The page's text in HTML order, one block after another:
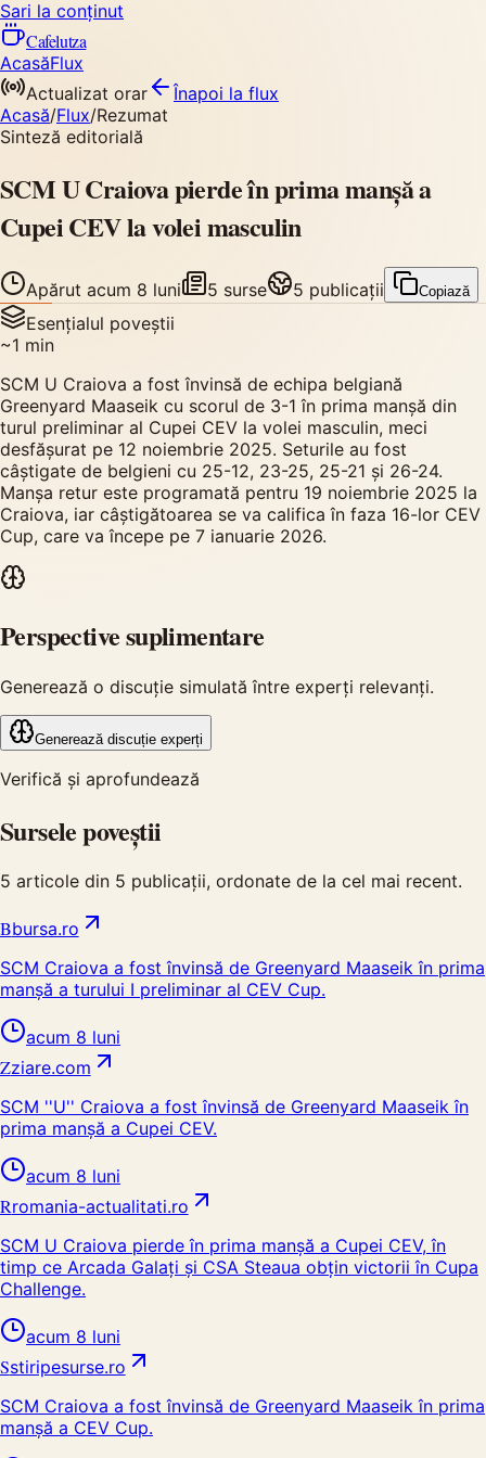
Sari la conținut
Cafelutza
AcasăFlux
Actualizat orar
Înapoi la flux
Acasă/Flux/Rezumat
Sinteză editorială
SCM U Craiova pierde în prima manșă a
Cupei CEV la volei masculin
Apărut acum 8 luni 5 surse 5 publicații Copiază
Esențialul poveștii
~1 min
SCM U Craiova a fost învinsă de echipa belgiană
Greenyard Maaseik cu scorul de 3-1 în prima manșă din
turul preliminar al Cupei CEV la volei masculin, meci
desfășurat pe 12 noiembrie 2025. Seturile au fost
câștigate de belgieni cu 25-12, 23-25, 25-21 și 26-24.
Manșa retur este programată pentru 19 noiembrie 2025 la
Craiova, iar câștigătoarea se va califica în faza 16-lor CEV
Cup, care va începe pe 7 ianuarie 2026.
Perspective suplimentare
Generează o discuție simulată între experți relevanți.
Generează discuție experți
Verifică și aprofundează
Sursele poveștii
5 articole din 5 publicații, ordonate de la cel mai recent.
Bbursa.ro
SCM Craiova a fost învinsă de Greenyard Maaseik în prima
manșă a turului I preliminar al CEV Cup.
acum 8 luni
Zziare.com
SCM ''U'' Craiova a fost învinsă de Greenyard Maaseik în
prima manșă a Cupei CEV.
acum 8 luni
Rromania-actualitati.ro
SCM U Craiova pierde în prima manșă a Cupei CEV, în
timp ce Arcada Galați și CSA Steaua obțin victorii în Cupa
Challenge.
acum 8 luni
Sstiripesurse.ro
SCM Craiova a fost învinsă de Greenyard Maaseik în prima
manșă a CEV Cup.